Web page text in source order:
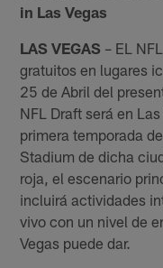
in Las Vegas
LAS VEGAS – EL
gratuitos en lugares
25 de Abril del
NFL Draft será en
primera temporada
Stadium de dicha
roja, el escenario
incluirá actividades
vivo con un nivel de
Vegas puede dar.